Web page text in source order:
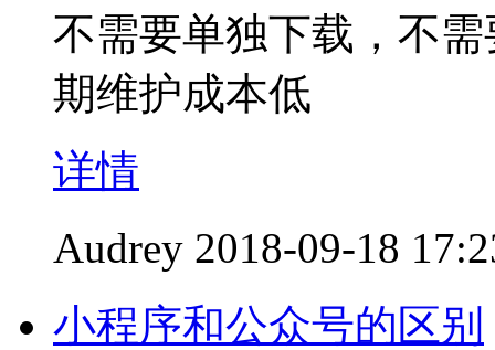
不需要单独下载，不
期维护成本低
详情
Audrey 2018-09-18
小程序和公众号的区别